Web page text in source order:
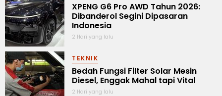
XPENG G6 Pro AWD Tahun 2026:
Dibanderol Segini Dipasaran
Indonesia
2 Hari yang lalu
TEKNIK
Bedah Fungsi Filter Solar Mesin
Diesel, Enggak Mahal tapi Vital
2 Hari yang lalu